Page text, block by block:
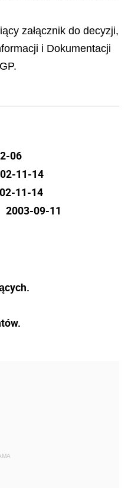
załącznik do decyzji,
i Dokumentacji
06
11-14
11-14
2003-09-11